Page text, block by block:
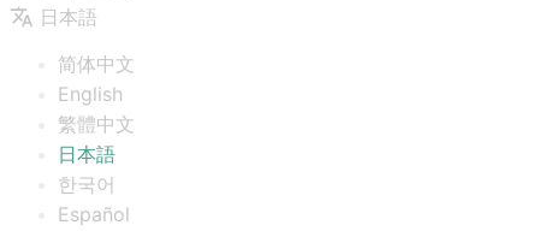
日本語
简体中文
English
繁體中文
日本語
한국어
Español